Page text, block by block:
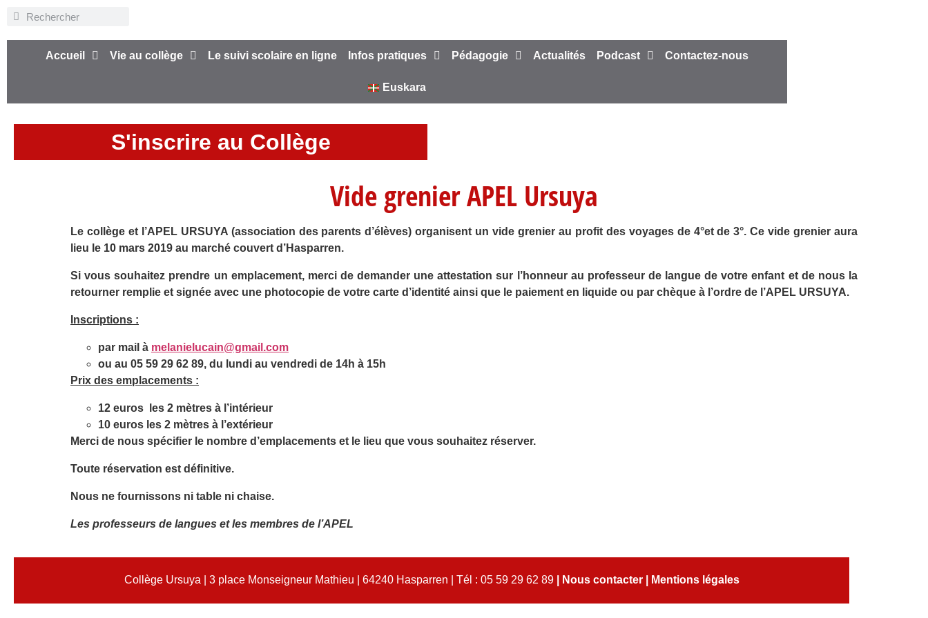
Accueil Vie au collège Le suivi scolaire en ligne Infos pratiques Pédagogie Actualités Podcast Contactez-nous
Euskara
S'inscrire au Collège
Vide grenier APEL Ursuya
Le collège et l’APEL URSUYA (association des parents d’élèves) organisent un vide grenier au profit des voyages de 4°et de 3°. Ce vide grenier aura
lieu le 10 mars 2019 au marché couvert d’Hasparren.
Si vous souhaitez prendre un emplacement, merci de demander une attestation sur l’honneur au professeur de langue de votre enfant et de nous la
retourner remplie et signée avec une photocopie de votre carte d’identité ainsi que le paiement en liquide ou par chèque à l’ordre de l’APEL URSUYA.
Inscriptions :
par mail à melanielucain@gmail.com
ou au 05 59 29 62 89, du lundi au vendredi de 14h à 15h
Prix des emplacements :
12 euros les 2 mètres à l’intérieur
10 euros les 2 mètres à l’extérieur
Merci de nous spécifier le nombre d’emplacements et le lieu que vous souhaitez réserver.
Toute réservation est définitive.
Nous ne fournissons ni table ni chaise.
Les professeurs de langues et les membres de l’APEL
Collège Ursuya | 3 place Monseigneur Mathieu | 64240 Hasparren | Tél : 05 59 29 62 89 Nous contacter| Mentions légales